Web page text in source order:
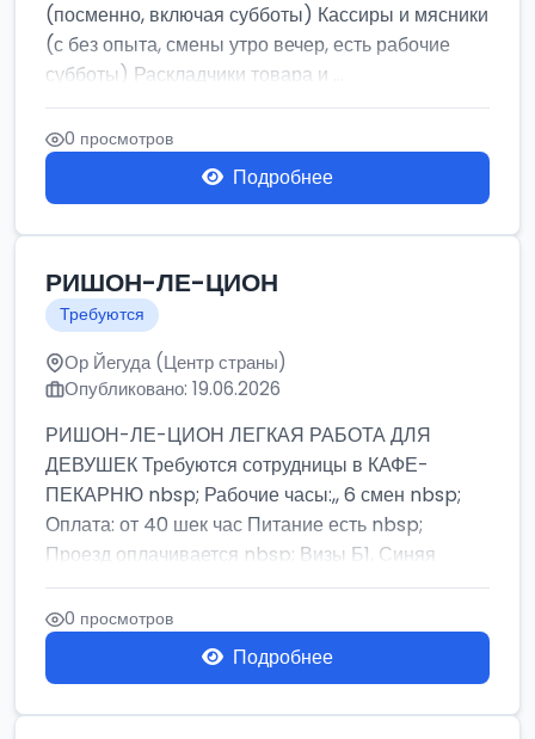
(посменно, включая субботы) Кассиры и мясники
(с без опыта, смены утро вечер, есть рабочие
субботы) Раскладчики товара и ...
0 просмотров
Подробнее
РИШОН-ЛЕ-ЦИОН
Требуются
Ор Йегуда (Центр страны)
Опубликовано: 19.06.2026
РИШОН-ЛЕ-ЦИОН ЛЕГКАЯ РАБОТА ДЛЯ
ДЕВУШЕК Требуются сотрудницы в КАФЕ-
ПЕКАРНЮ nbsp; Рабочие часы:,, 6 смен nbsp;
Оплата: от 40 шек час Питание есть nbsp;
Проезд оплачивается nbsp; Визы Б1, Синяя
бумага,...
0 просмотров
Подробнее